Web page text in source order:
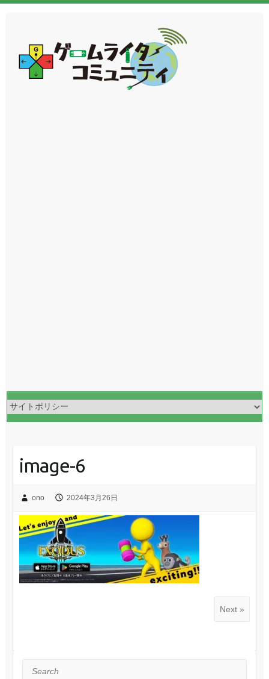
image-6
ono 2024年3月26日
Next »
Search